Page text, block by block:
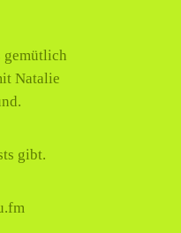
gemütlich
Natalie
gibt.